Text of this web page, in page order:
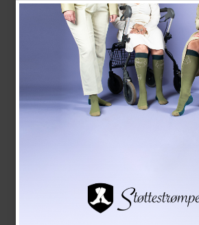
Støttestrømper Økologisk Bomuld,
Se størrelsesskema her
118,00 DKK